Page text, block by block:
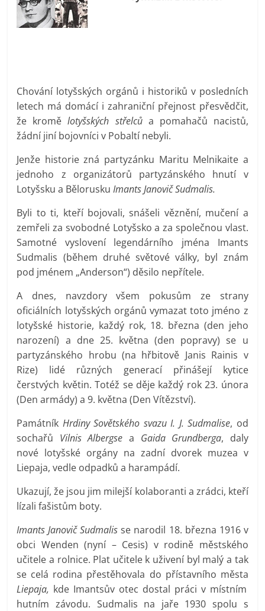
prospívá?
Chování lotyšských orgánů i historiků v posledních
letech má domácí i zahraniční přejnost přesvědčit,
že kromělotyšských střelcůa pomahačů nacistů,
žádní jiní bojovníci v Pobaltí nebyli.
Jenže historie zná partyzánku Maritu Melnikaite a
jednoho z organizátorů partyzánského hnutí v
Lotyšsku a BěloruskuImants Janovič Sudmalis.
Byli to ti, kteří bojovali, snášeli věznění, mučení a
zemřeli za svobodné Lotyšsko a za společnou vlast.
Samotné vyslovení legendárního jména Imants
Sudmalis (během druhé světové války, byl znám
pod jménem „Anderson“) děsilo nepřítele.
A dnes, navzdory všem pokusům ze strany
oficiálních lotyšských orgánů vymazat toto jméno z
lotyšské historie, každý rok, 18. března (den jeho
narození) a dne 25. května (den popravy) se u
partyzánského hrobu (na hřbitově Janis Rainis v
Rize) lidé různých generací přinášejí kytice
čerstvých květin. Totéž se děje každý rok 23. února
(Den armády) a 9. května (Den Vítězství).
Památník Hrdiny Sovětského svazu I. J. Sudmalise, od
sochařů Vilnis Albergse a Gaida Grundberga, daly
nové lotyšské orgány na zadní dvorek muzea v
Liepaja, vedle odpadků a harampádí.
Ukazují, že jsou jim milejší kolaboranti a zrádci, kteří
lízali fašistům boty.
Imants Janovič Sudmalis se narodil 18. března 1916 v
obci Wenden (nyní – Cesis) v rodině městského
učitele a rolnice. Plat učitele k uživení byl malý a tak
se celá rodina přestěhovala do přístavního města
Liepaja, kde Imantsův otec dostal práci v místním
hutním závodu. Sudmalis na jaře 1930 spolu s